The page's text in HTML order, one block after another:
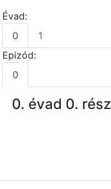
Évad:
0
1
Epizód:
0
0. évad 0. rész